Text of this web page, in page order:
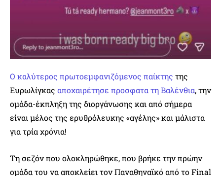
Ο καλύτερος πρωτοεμφανιζόμενος παίκτης της
Ευρωλίγκας αποχαιρέτησε προσφατα τη Βαλένθια, την
ομάδα-έκπληξη της διοργάνωσης και από σήμερα
είναι μέλος της ερυθρόλευκης «αγέλης» και μάλιστα
για τρία χρόνια!
Τη σεζόν που ολοκληρώθηκε, που βρήκε την πρώην
ομάδα του να αποκλείει τον Παναθηναϊκό από το Final